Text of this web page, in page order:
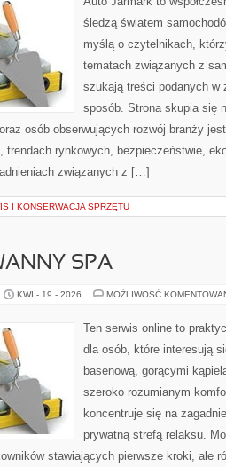
śledzą światem
myślą o czytelnikach,
tematach związanych z
szukają treści podanych w
sposób. Strona skupia się
osób obserwujących rozwój branży
trendach rynkowych, bezpieczeństwie,
związanych z […]
I KONSERWACJA SPRZĘTU
SPA
KWI - 19 - 2026 MOŻLIWOŚĆ
Ten serwis online to
dla osób, które interesują
basenową, gorącymi
szeroko rozumianym
koncentruje się na
prywatną strefą relaksu.
stawiających pierwsze kroki, ale